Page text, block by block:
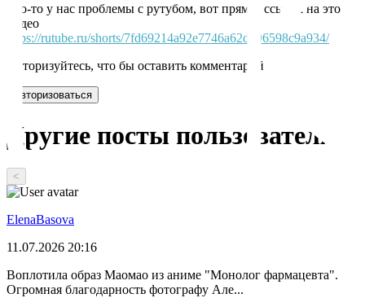
Что-то у нас проблемы с рутубом, вот прямая ссылка на это
видео
https://rutube.ru/shorts/7fd69214a92e7746a62d996598c9a934/
Авторизуйтесь, что бы оставить комментарий
Авторизоваться
Другие посты пользователя
<
ElenaBasova
11.07.2026 20:16
Воплотила образ Маомао из аниме "Монолог фармацевта".
Огромная благодарность фотографу Але...